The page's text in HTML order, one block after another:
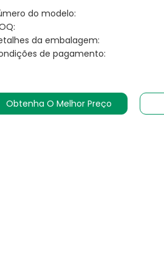
do modelo:
da embalagem:
de pagamento:
Obtenha O Melhor Preço